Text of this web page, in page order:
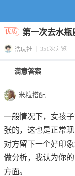
优质 第一次去水瓶
浩玩社 351次浏览
满意答案
米粒搭配
一般情况下，女孩
张的，这也是正常
对方留下一个好印
做分析，我认为你
方面。